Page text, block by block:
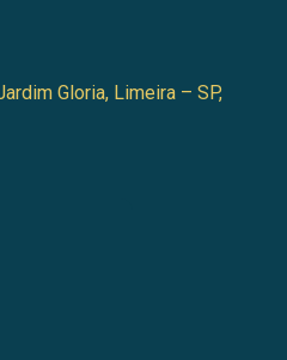
Gloria, Limeira – SP,